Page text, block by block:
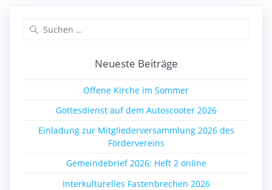
Neueste Beiträge
Offene Kirche im Sommer
Gottesdienst auf dem Autoscooter 2026
Einladung zur Mitgliederversammlung 2026 des
Fördervereins
Gemeindebrief 2026: Heft 2 online
Interkulturelles Fastenbrechen 2026